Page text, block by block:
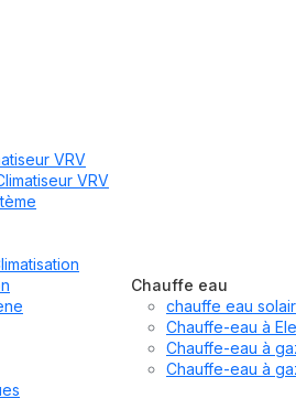
VRV
VRV
Chauffe eau
chauffe eau
Chauffe-eau à
Chauffe-eau à
Chauffe-eau à